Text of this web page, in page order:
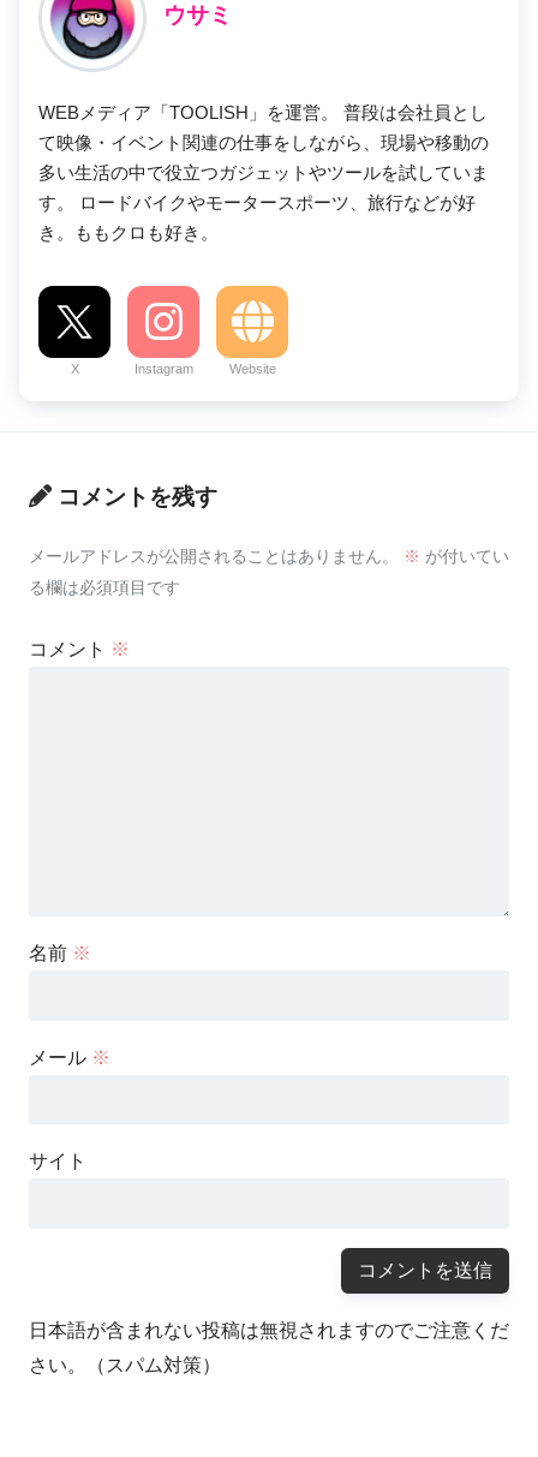
ウサミ
WEBメディア「TOOLISH」を運営。 普段は会社員とし
て映像・イベント関連の仕事をしながら、現場や移動の
多い生活の中で役立つガジェットやツールを試していま
す。 ロードバイクやモータースポーツ、旅行などが好
き。ももクロも好き。
X Instagram Website
コメントを残す
メールアドレスが公開されることはありません。 ※ が付いてい
る欄は必須項目です
コメント ※
名前 ※
メール ※
サイト
日本語が含まれない投稿は無視されますのでご注意くだ
さい。（スパム対策）